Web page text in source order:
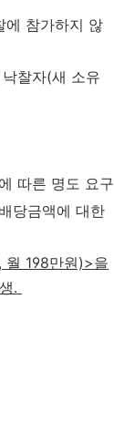
에 참가하지 않
찰자(새 소유
따른 명도 요구
당금액에 대한
월 198만원)>을
.